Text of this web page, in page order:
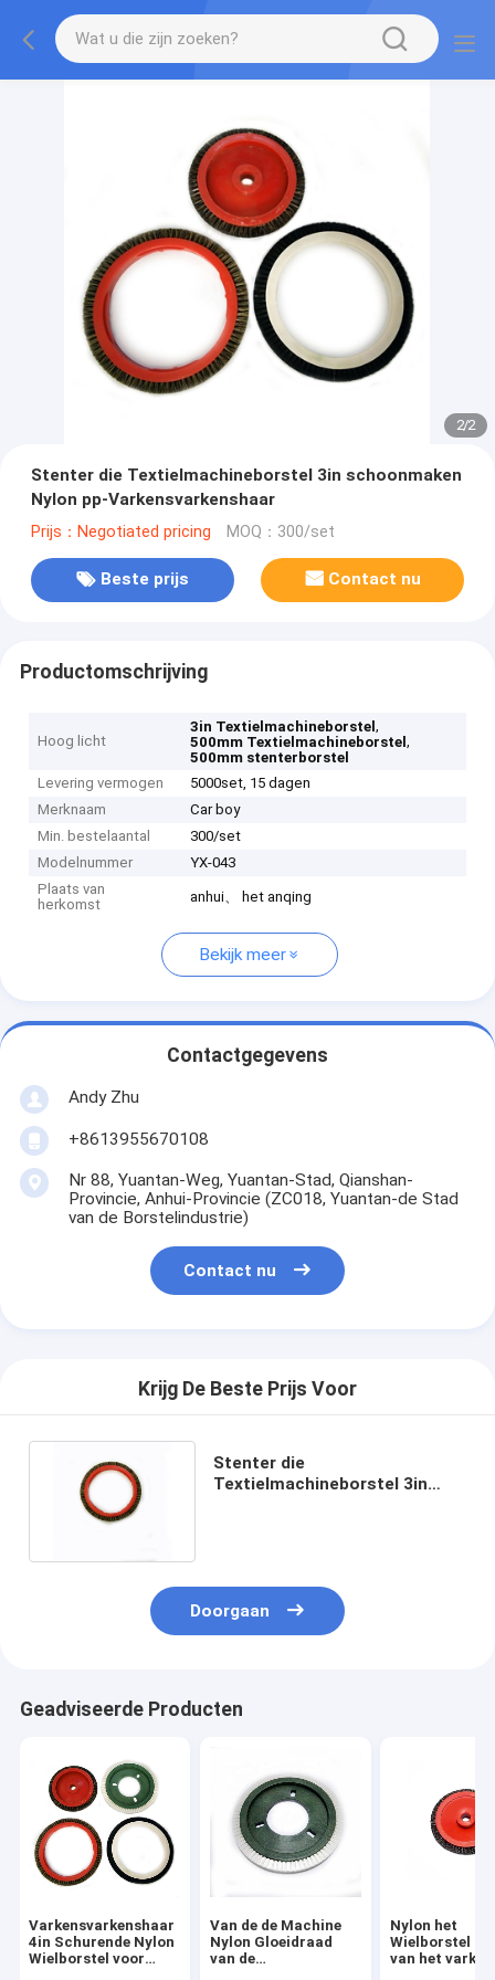
2/2
Stenter die Textielmachineborstel 3in schoonmaken
Nylon pp-Varkensvarkenshaar
Prijs：Negotiated pricing MOQ：300/set
Beste prijs Contact nu
Productomschrijving
Hoog licht
3in Textielmachineborstel,
500mm Textielmachineborstel,
500mm stenterborstel
Levering vermogen
5000set, 15 dagen
Merknaam
Car boy
Min. bestelaantal
300/set
Modelnummer
YX-043
Plaats van
herkomst
anhui、 het anqing
Bekijk meer
Contactgegevens
Andy Zhu
+8613955670108
Nr 88, Yuantan-Weg, Yuantan-Stad, Qianshan-
Provincie, Anhui-Provincie (ZC018, Yuantan-de Stad
van de Borstelindustrie)
Contact nu
Krijg De Beste Prijs Voor
Stenter die
Textielmachineborstel 3in
Doorgaan
Geadviseerde Producten
Varkensvarkenshaar
4in Schurende Nylon
Wielborstel voor
Van de de Machine
Nylon Gloeidraad
van de
Nylon het
Wielborstel
van het